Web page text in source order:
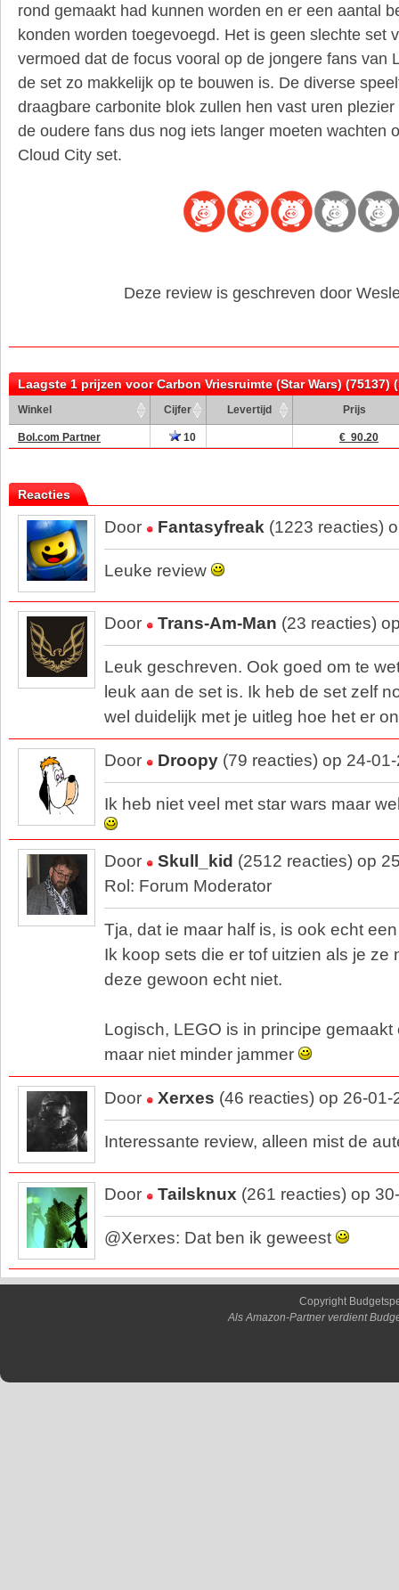
rond gemaakt had kunnen worden en er een aantal
konden worden toegevoegd. Het is geen slechte set
vermoed dat de focus vooral op de jongere fans van
de set zo makkelijk op te bouwen is. De diverse
draagbare carbonite blok zullen hen vast uren
de oudere fans dus nog iets langer moeten wachten
Cloud City set.
Deze review is geschreven door
Laagste 1 prijzen voor Carbon Vriesruimte (Star Wars) (75137)
Winkel Cijfer Levertijd Prijs
Bol.com Partner 10 € 90.20
Reacties
Door Fantasyfreak (1223 reacties)
Leuke review
Door Trans-Am-Man (23 reacties)
Leuk geschreven. Ook goed om te
leuk aan de set is. Ik heb de set zelf
wel duidelijk met je uitleg hoe het er
Door Droopy (79 reacties) op 24-
Ik heb niet veel met star wars maar
Door Skull_kid (2512 reacties) op
Rol: Forum Moderator
Tja, dat ie maar half is, is ook echt
Ik koop sets die er tof uitzien als je ze
deze gewoon echt niet.
Logisch, LEGO is in principe
maar niet minder jammer
Door Xerxes (46 reacties) op 26-01-
Interessante review, alleen mist de
Door Tailsknux (261 reacties) op
@Xerxes: Dat ben ik geweest
Copyright
Als Amazon-Partner verdient